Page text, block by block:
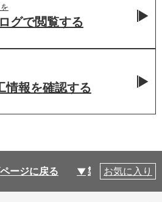
グで閲覧する
情報を確認する
ージに戻る 製品仕様
お気に入り